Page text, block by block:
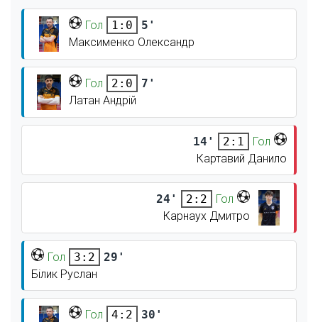
Гол 1:0
5'
Максименко Олександр
Гол 2:0
7'
Латан Андрій
14' 2:1
Гол
Картавий Данило
24' 2:2
Гол
Карнаух Дмитро
Гол 3:2
29'
Білик Руслан
Гол 4:2
30'